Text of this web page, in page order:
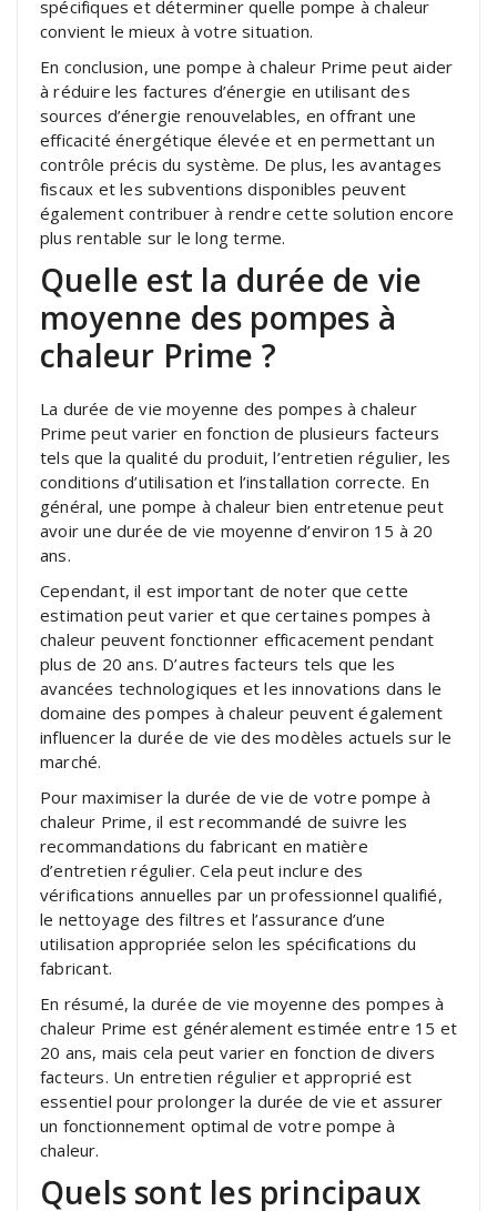
spécifiques et déterminer quelle pompe à chaleur
convient le mieux à votre situation.
En conclusion, une pompe à chaleur Prime peut aider
à réduire les factures d’énergie en utilisant des
sources d’énergie renouvelables, en offrant une
efficacité énergétique élevée et en permettant un
contrôle précis du système. De plus, les avantages
fiscaux et les subventions disponibles peuvent
également contribuer à rendre cette solution encore
plus rentable sur le long terme.
Quelle est la durée de vie
moyenne des pompes à
chaleur Prime ?
La durée de vie moyenne des pompes à chaleur
Prime peut varier en fonction de plusieurs facteurs
tels que la qualité du produit, l’entretien régulier, les
conditions d’utilisation et l’installation correcte. En
général, une pompe à chaleur bien entretenue peut
avoir une durée de vie moyenne d’environ 15 à 20
ans.
Cependant, il est important de noter que cette
estimation peut varier et que certaines pompes à
chaleur peuvent fonctionner efficacement pendant
plus de 20 ans. D’autres facteurs tels que les
avancées technologiques et les innovations dans le
domaine des pompes à chaleur peuvent également
influencer la durée de vie des modèles actuels sur le
marché.
Pour maximiser la durée de vie de votre pompe à
chaleur Prime, il est recommandé de suivre les
recommandations du fabricant en matière
d’entretien régulier. Cela peut inclure des
vérifications annuelles par un professionnel qualifié,
le nettoyage des filtres et l’assurance d’une
utilisation appropriée selon les spécifications du
fabricant.
En résumé, la durée de vie moyenne des pompes à
chaleur Prime est généralement estimée entre 15 et
20 ans, mais cela peut varier en fonction de divers
facteurs. Un entretien régulier et approprié est
essentiel pour prolonger la durée de vie et assurer
un fonctionnement optimal de votre pompe à
chaleur.
Quels sont les principaux